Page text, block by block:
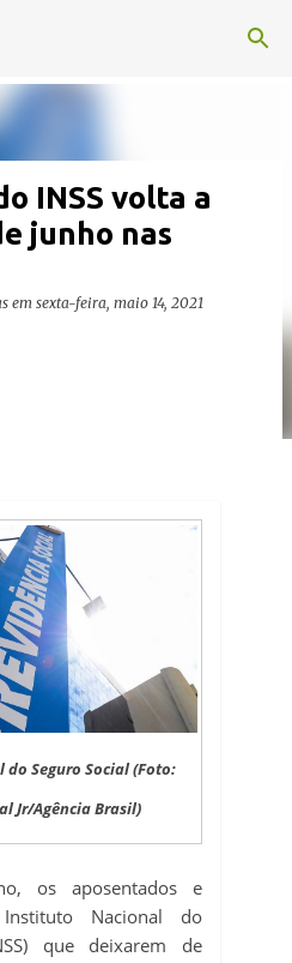
principal
INSS volta a
junho nas
em sexta-feira, maio 14, 2021
Seguro Social (Foto:
Jr/Agência Brasil)
os aposentados e
Nacional do
que deixarem de